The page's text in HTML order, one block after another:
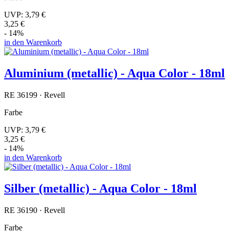
UVP: 3,79 €
3,25 €
- 14%
in den Warenkorb
Aluminium (metallic) - Aqua Color - 18ml
RE 36199 · Revell
Farbe
UVP: 3,79 €
3,25 €
- 14%
in den Warenkorb
Silber (metallic) - Aqua Color - 18ml
RE 36190 · Revell
Farbe